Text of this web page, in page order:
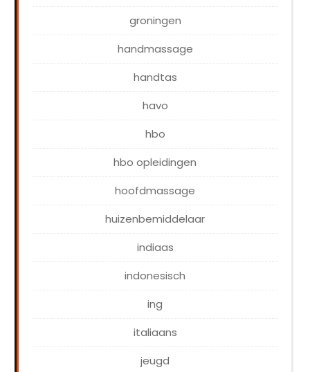
groningen
handmassage
handtas
havo
hbo
hbo opleidingen
hoofdmassage
huizenbemiddelaar
indiaas
indonesisch
ing
italiaans
jeugd